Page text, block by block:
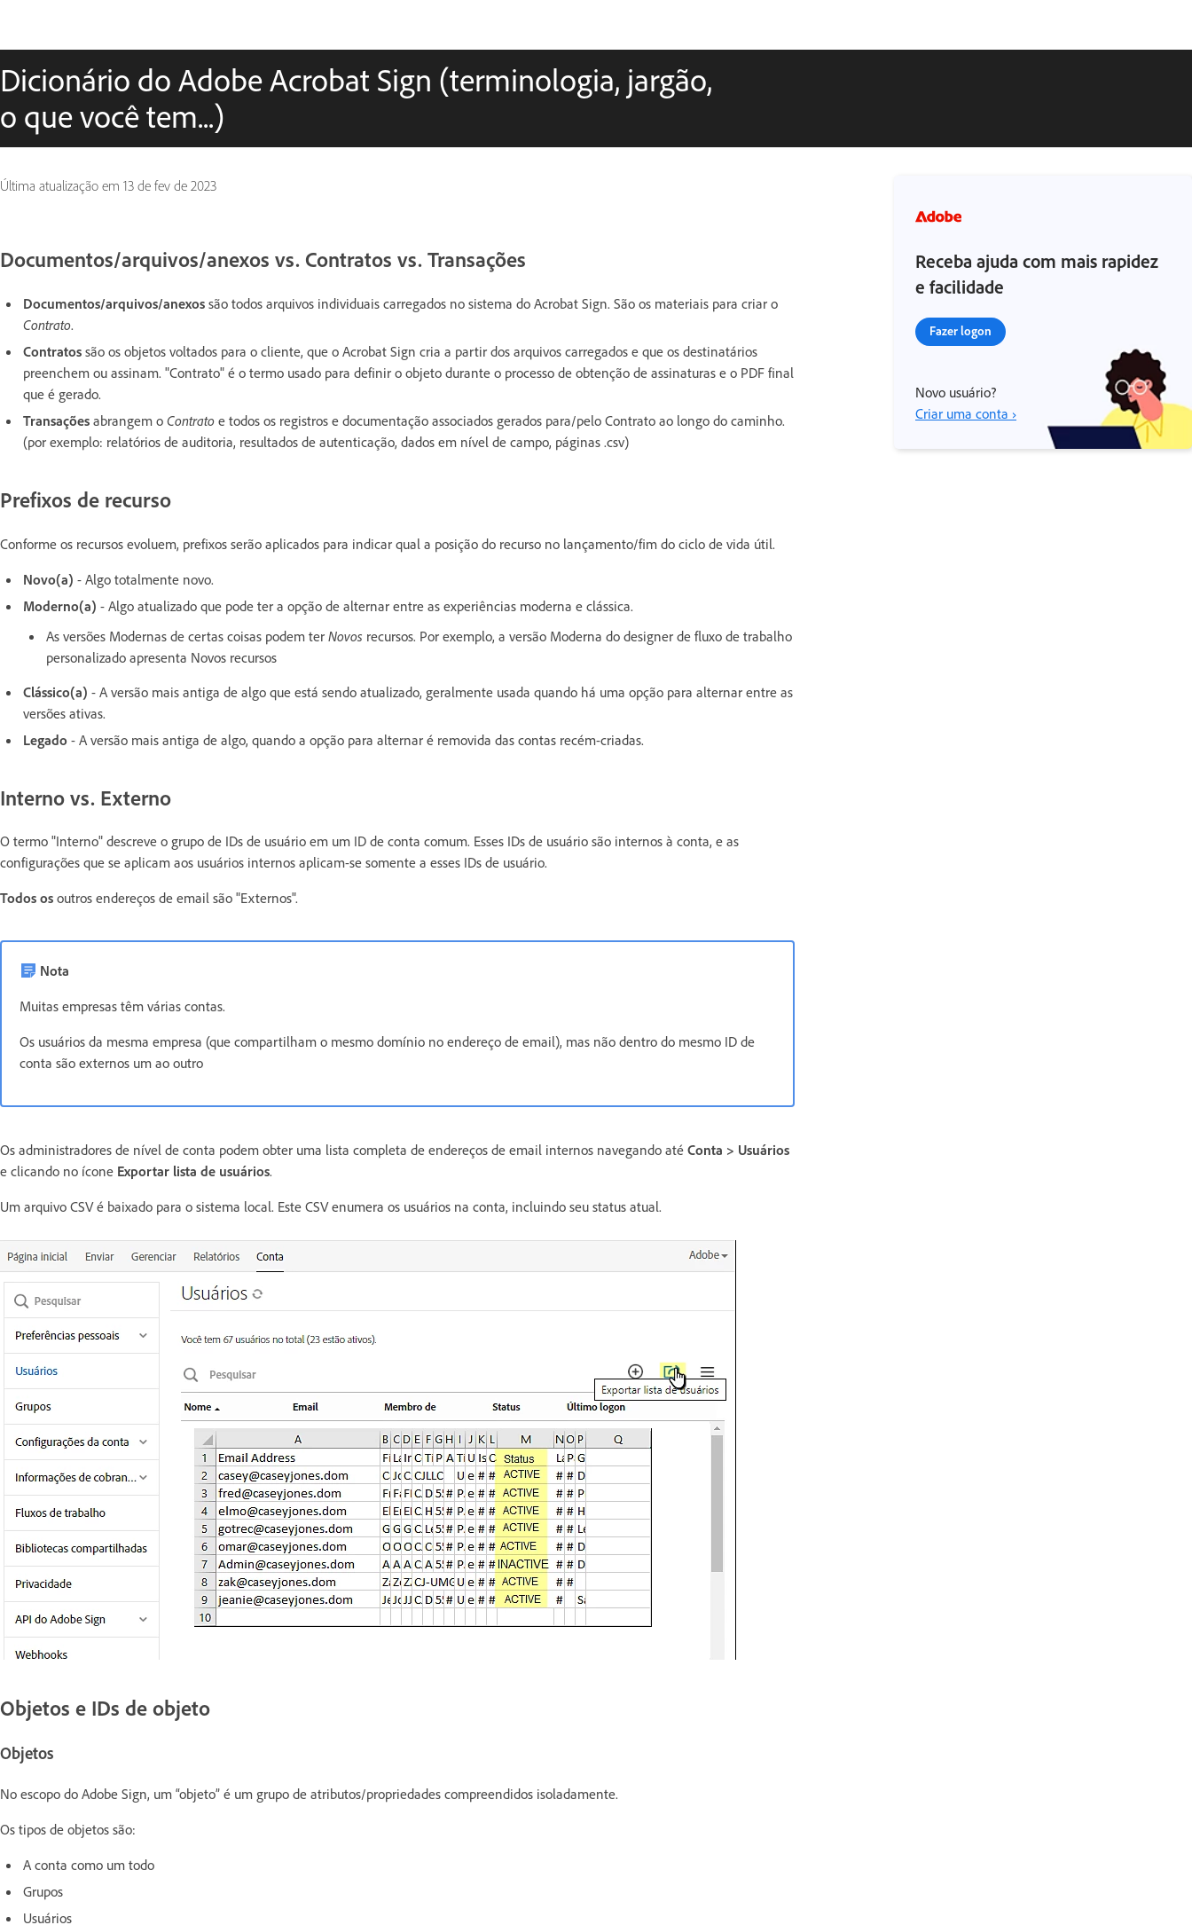
Dicionário do Adobe Acrobat Sign (terminologia, jargão,
o que você tem...)
Última atualização em 13 de fev de 2023
Documentos/arquivos/anexos vs. Contratos vs. Transações
Documentos/arquivos/anexos são todos arquivos individuais carregados no sistema do Acrobat Sign. São os materiais para criar o
Contrato.
Contratos são os objetos voltados para o cliente, que o Acrobat Sign cria a partir dos arquivos carregados e que os destinatários
preenchem ou assinam. "Contrato" é o termo usado para definir o objeto durante o processo de obtenção de assinaturas e o PDF final
que é gerado.
Transações abrangem o Contrato e todos os registros e documentação associados gerados para/pelo Contrato ao longo do caminho.
(por exemplo: relatórios de auditoria, resultados de autenticação, dados em nível de campo, páginas .csv)
Prefixos de recurso
Conforme os recursos evoluem, prefixos serão aplicados para indicar qual a posição do recurso no lançamento/fim do ciclo de vida útil.
Novo(a) - Algo totalmente novo.
Moderno(a) - Algo atualizado que pode ter a opção de alternar entre as experiências moderna e clássica.
As versões Modernas de certas coisas podem ter Novos recursos. Por exemplo, a versão Moderna do designer de fluxo de trabalho
personalizado apresenta Novos recursos
Clássico(a) - A versão mais antiga de algo que está sendo atualizado, geralmente usada quando há uma opção para alternar entre as
versões ativas.
Legado - A versão mais antiga de algo, quando a opção para alternar é removida das contas recém-criadas.
Interno vs. Externo
O termo "Interno" descreve o grupo de IDs de usuário em um ID de conta comum. Esses IDs de usuário são internos à conta, e as
configurações que se aplicam aos usuários internos aplicam-se somente a esses IDs de usuário.
Todos os outros endereços de email são "Externos".
Nota
Muitas empresas têm várias contas.
Os usuários da mesma empresa (que compartilham o mesmo domínio no endereço de email), mas não dentro do mesmo ID de
conta são externos um ao outro
Os administradores de nível de conta podem obter uma lista completa de endereços de email internos navegando até Conta > Usuários
e clicando no ícone Exportar lista de usuários.
Um arquivo CSV é baixado para o sistema local. Este CSV enumera os usuários na conta, incluindo seu status atual.
Objetos e IDs de objeto
Objetos
No escopo do Adobe Sign, um “objeto” é um grupo de atributos/propriedades compreendidos isoladamente.
Os tipos de objetos são:
A conta como um todo
Grupos
Usuários
Receba ajuda com mais rapidez
e facilidade
Fazer logon
Novo usuário?
Criar uma conta ›